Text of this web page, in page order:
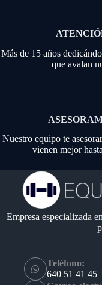
Más de 15 años
que avalan
Nuestro equipo te
vienen mejor
Empresa especializada
Teléfono:
640 51 41 45